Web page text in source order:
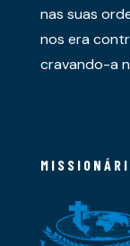
nas suas
nos era
cravando-a